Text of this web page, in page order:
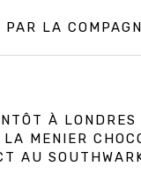
LA
À LONDRES
MENIER
AU